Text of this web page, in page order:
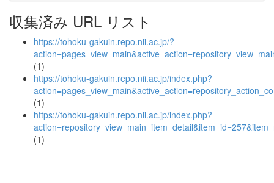
収集済み URL リスト
https://tohoku-gakuin.repo.nii.ac.jp/?
(1)
https://tohoku-gakuin.repo.nii.ac.jp/index.php?
(1)
https://tohoku-gakuin.repo.nii.ac.jp/index.php?
(1)